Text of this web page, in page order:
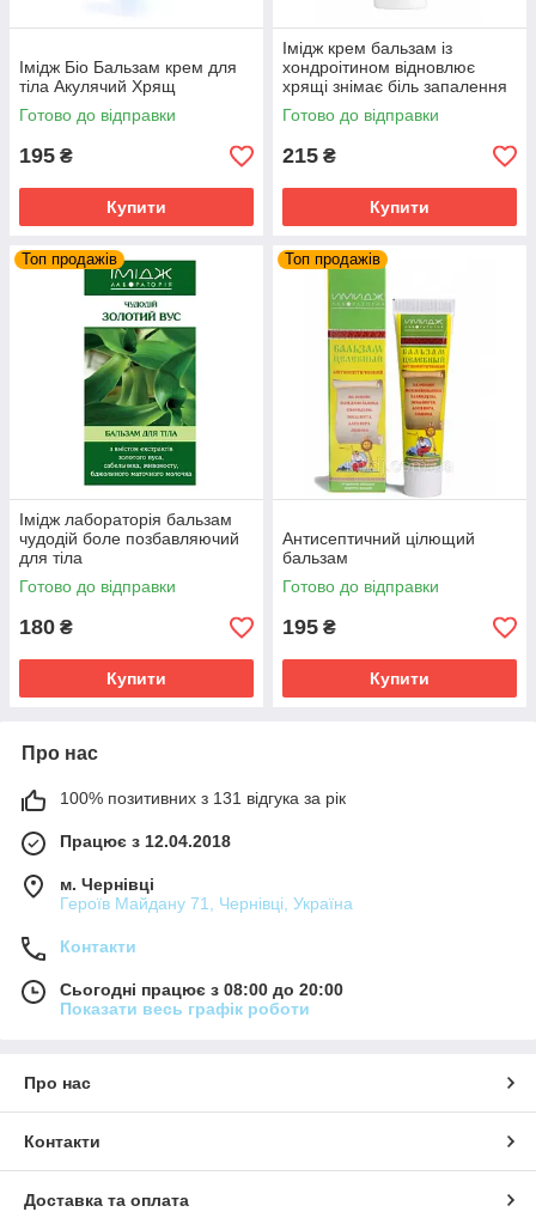
Імідж Біо Бальзам крем для
тіла Акулячий Хрящ
Готово до відправки
195 ₴
Купити
Імідж крем бальзам із
хондроітином відновлює
хрящі знімає біль запалення
суглобів та м'язів
Готово до відправки
215 ₴
Купити
Топ продажів
Імідж лабораторія бальзам
чудодій боле позбавляючий
для тіла
Готово до відправки
180 ₴
Купити
Топ продажів
Антисептичний цілющий
бальзам
Готово до відправки
195 ₴
Купити
Про нас
100% позитивних з 131 відгука за рік
Працює з 12.04.2018
м. Чернівці
Героїв Майдану 71, Чернівці, Україна
Контакти
Сьогодні працює з 08:00 до 20:00
Показати весь графік роботи
Про нас
Контакти
Доставка та оплата